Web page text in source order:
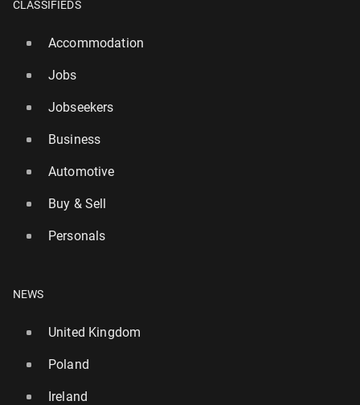
CLASSIFIEDS
Accommodation
Jobs
Jobseekers
Business
Automotive
Buy & Sell
Personals
NEWS
United Kingdom
Poland
Ireland